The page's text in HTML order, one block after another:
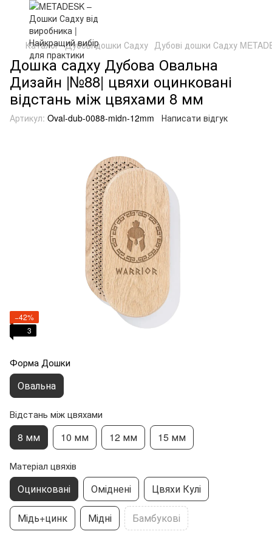
Каталог Дубові дошки Садху Дубові дошки Садху
Дошка садху Дубова Овальна
Дизайн |№88| цвяхи оцинковані
відстань між цвяхами 8 мм
Артикул: Oval-dub-0088-midn-12mm Написати відгук
−42%
3
Форма Дошки
Овальна
Відстань між цвяхами
8 мм 10 мм 12 мм 15 мм
Матеріал цвяхів
Оцинковані Оміднені Цвяхи Кулі
Мідь+цинк Мідні Бамбукові